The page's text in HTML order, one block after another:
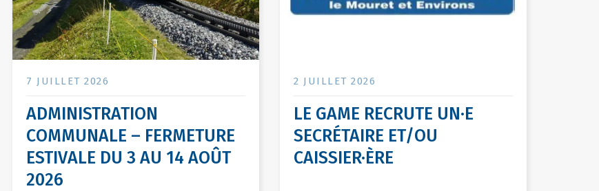
7 JUILLET 2026
ADMINISTRATION
COMMUNALE – FERMETURE
ESTIVALE DU 3 AU 14 AOÛT
2026
2 JUILLET 2026
LE GAME RECRUTE UN·E
SECRÉTAIRE ET/OU
CAISSIER·ÈRE